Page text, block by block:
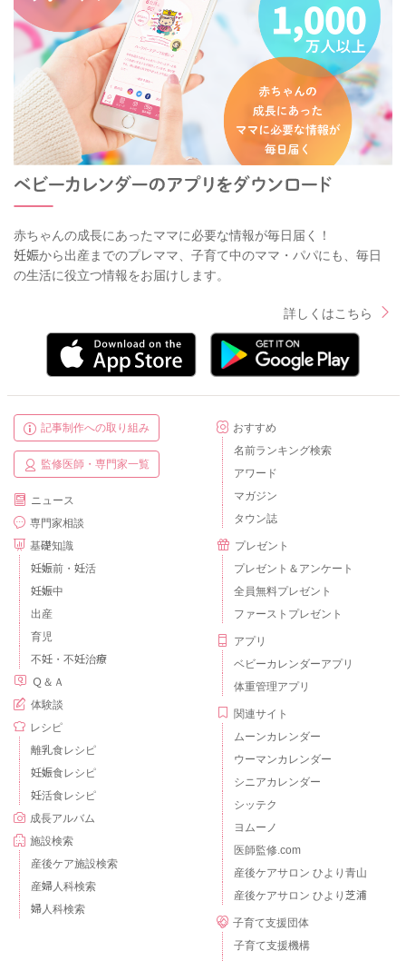
赤ちゃんの成長にあったママに必要な情報が毎日届く！
妊娠から出産までのプレママ、子育て中のママ・パパにも、毎日
の生活に役立つ情報をお届けします。
詳しくはこちら
記事制作への取り組み
監修医師・専門家一覧
ニュース
専門家相談
基礎知識
妊娠前・妊活
妊娠中
出産
育児
不妊・不妊治療
Ｑ＆Ａ
体験談
レシピ
離乳食レシピ
妊娠食レシピ
妊活食レシピ
成長アルバム
施設検索
産後ケア施設検索
産婦人科検索
婦人科検索
おすすめ
名前ランキング検索
アワード
マガジン
タウン誌
プレゼント
プレゼント＆アンケート
全員無料プレゼント
ファーストプレゼント
アプリ
ベビーカレンダーアプリ
体重管理アプリ
関連サイト
ムーンカレンダー
ウーマンカレンダー
シニアカレンダー
シッテク
ヨムーノ
医師監修.com
産後ケアサロン ひより青山
産後ケアサロン ひより芝浦
子育て支援団体
子育て支援機構